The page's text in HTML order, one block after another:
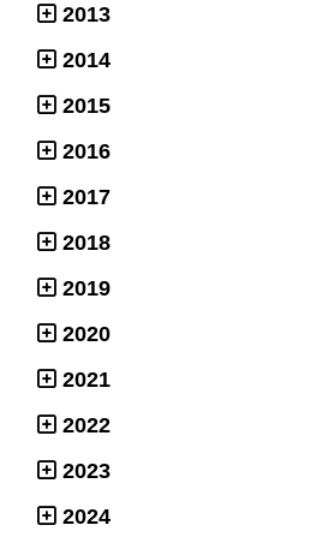
2013
2014
2015
2016
2017
2018
2019
2020
2021
2022
2023
2024